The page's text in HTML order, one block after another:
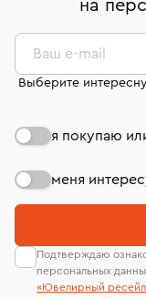
дней на возврат.
комиссионных
странице
лабораторий
на
Ваш e-mail
Выберите
я покупаю
меня
Подтверждаю
персональных
«Ювелирный